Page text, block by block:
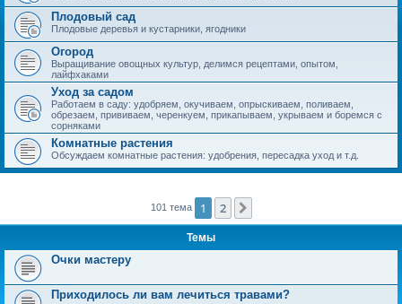
Плодовый сад
Плодовые деревья и кустарники, ягодники
Огород
Выращивание овощных культур, делимся рецептами, опытом,
лайфхаками
Уход за садом
Работаем в саду: удобряем, окучиваем, опрыскиваем, поливаем,
обрезаем, прививаем, черенкуем, прикапываем, укрываем и боремся с
сорняками
Комнатные растения
Обсуждаем комнатные растения: удобрения, пересадка уход и т.д.
101 тема 1 2
Темы
Очки мастеру
Приходилось ли вам лечиться травами?